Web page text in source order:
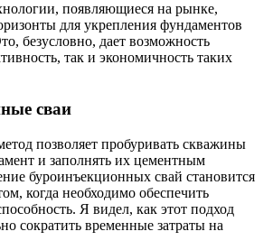
появляющиеся на рынке,
для укрепления фундаментов
безусловно, дает возможность
так и экономичность таких
сваи
позволяет пробуривать скважины
и заполнять их цементным
буроинъекционных свай становится
когда необходимо обеспечить
Я видел, как этот подход
сократить временные затраты на